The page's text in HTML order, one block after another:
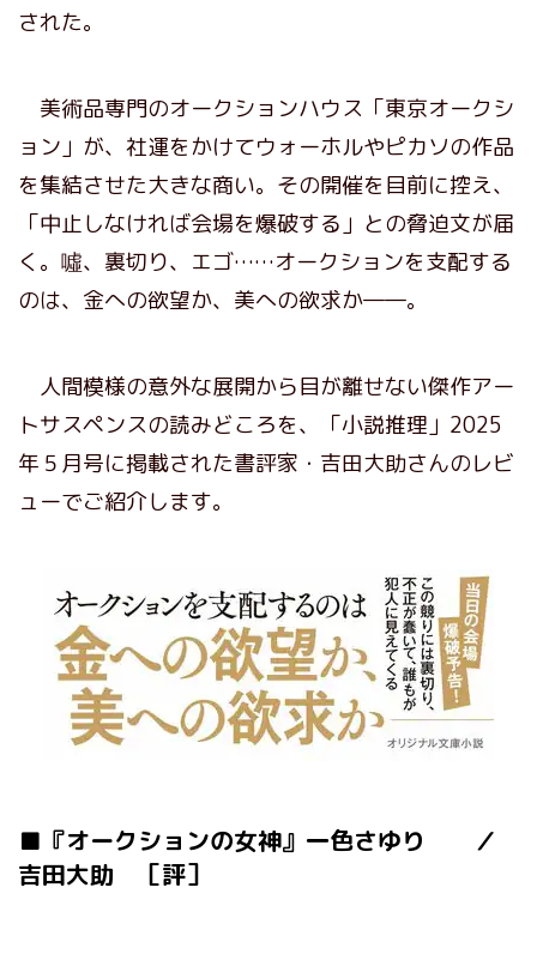
された。
美術品専門のオークションハウス「東京オークシ
ョン」が、社運をかけてウォーホルやピカソの作品
を集結させた大きな商い。その開催を目前に控え、
「中止しなければ会場を爆破する」との脅迫文が届
く。噓、裏切り、エゴ……オークションを支配する
のは、金への欲望か、美への欲求か――。
人間模様の意外な展開から目が離せない傑作アー
トサスペンスの読みどころを、「小説推理」2025
年５月号に掲載された書評家・吉田大助さんのレビ
ューでご紹介します。
■『オークションの女神』一色さゆり ／
吉田大助 ［評］